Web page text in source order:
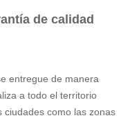
de calidad
entregue de manera
a todo el territorio
ciudades como las zonas